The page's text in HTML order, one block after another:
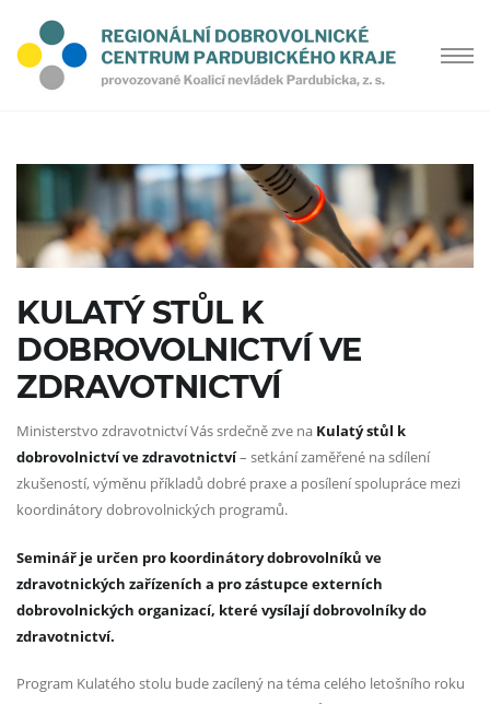
KULATÝ STŮL K
DOBROVOLNICTVÍ VE
ZDRAVOTNICTVÍ
Ministerstvo zdravotnictví Vás srdečně zve na Kulatý stůl k
dobrovolnictví ve zdravotnictví– setkání zaměřené na sdílení
zkušeností, výměnu příkladů dobré praxe a posílení spolupráce mezi
koordinátory dobrovolnických programů.
Seminář je určen pro koordinátory dobrovolníků ve
zdravotnických zařízeních a pro zástupce externích
dobrovolnických organizací, které vysílají dobrovolníky do
zdravotnictví.
Program Kulatého stolu bude zacílený na téma celého letošního roku